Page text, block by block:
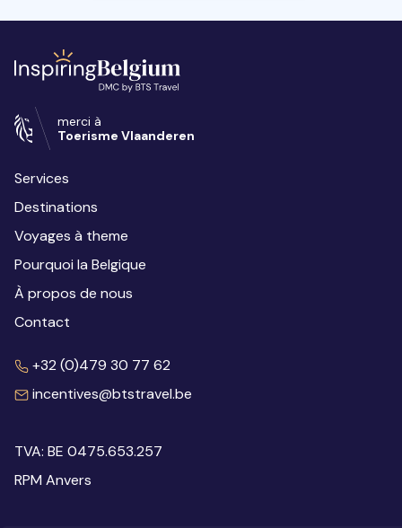
merci à
Toerisme Vlaanderen
Services
Destinations
Voyages à theme
Pourquoi la Belgique
À propos de nous
Contact
+32 (0)479 30 77 62
incentives@btstravel.be
TVA: BE 0475.653.257
RPM Anvers